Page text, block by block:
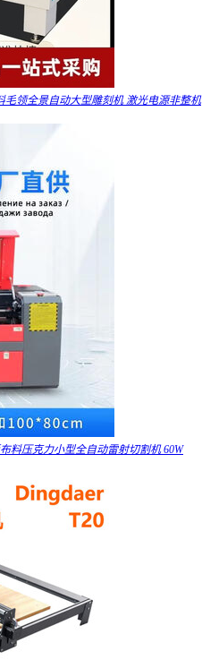
领全景自动大型雕刻机 激光电源非整机
料压克力小型全自动雷射切割机 60W